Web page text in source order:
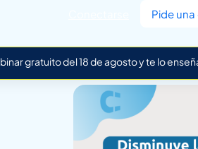
Pide
gratuito del 18 de agosto y te lo